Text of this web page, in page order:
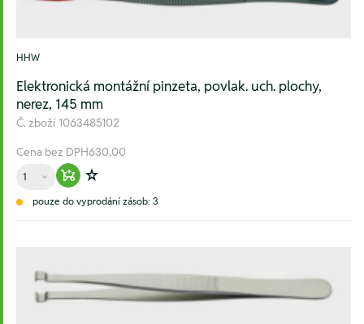
HHW
Elektronická montážní pinzeta, povlak. uch. plochy,
nerez, 145 mm
Č. zboží 1063485102
Cena bez DPH630,00
Množství
Warenkorb hinzufügen
Zur Wunschliste hinzufügen
pouze do vyprodání zásob: 3